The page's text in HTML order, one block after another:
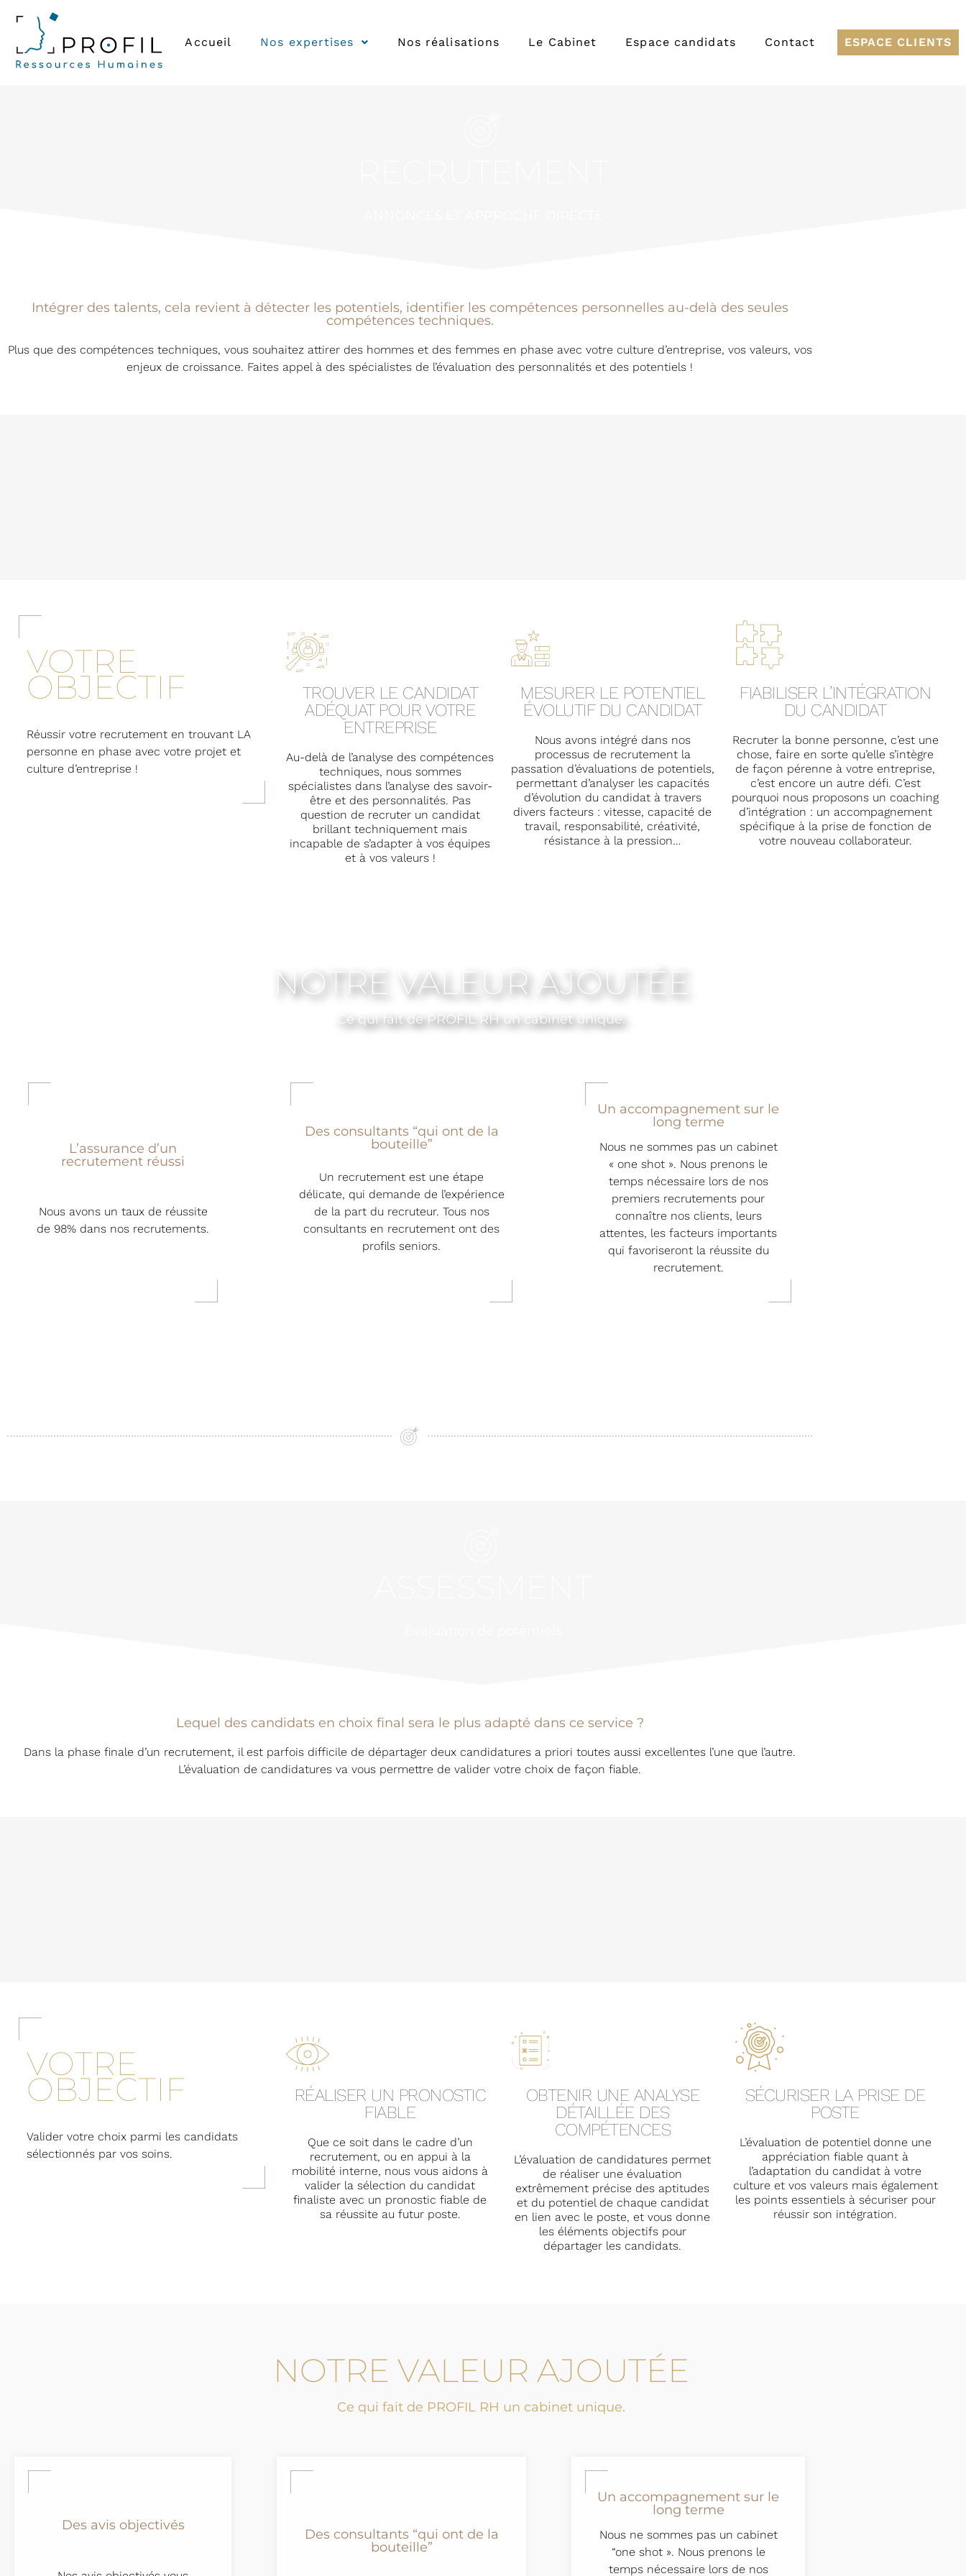
Accueil Nos expertises Nos réalisations Le Cabinet Espace candidats Contact ESPACE CLIENTS
Intégrer des talents, cela revient à détecter les potentiels, identifier les compétences personnelles au-delà des seules
compétences techniques.
Plus que des compétences techniques, vous souhaitez attirer des hommes et des femmes en phase avec votre culture d’entreprise, vos valeurs, vos
enjeux de croissance. Faites appel à des spécialistes de l’évaluation des personnalités et des potentiels !
VOTRE
OBJECTIF
Réussir votre recrutement en trouvant LA
personne en phase avec votre projet et
culture d’entreprise !
TROUVER LE CANDIDAT
ADÉQUAT POUR VOTRE
ENTREPRISE
Au-delà de l’analyse des compétences
techniques, nous sommes
spécialistes dans l’analyse des savoir-
être et des personnalités. Pas
question de recruter un candidat
brillant techniquement mais
incapable de s’adapter à vos équipes
et à vos valeurs !
MESURER LE POTENTIEL
ÉVOLUTIF DU CANDIDAT
Nous avons intégré dans nos
processus de recrutement la
passation d’évaluations de potentiels,
permettant d’analyser les capacités
d’évolution du candidat à travers
divers facteurs : vitesse, capacité de
travail, responsabilité, créativité,
résistance à la pression…
FIABILISER L’INTÉGRATION
DU CANDIDAT
Recruter la bonne personne, c’est une
chose, faire en sorte qu’elle s’intègre
de façon pérenne à votre entreprise,
c’est encore un autre défi. C’est
pourquoi nous proposons un coaching
d’intégration : un accompagnement
spécifique à la prise de fonction de
votre nouveau collaborateur.
NOTRE VALEUR AJOUTÉE
Ce qui fait de PROFIL RH un cabinet unique.
L’assurance d’un
recrutement réussi
Nous avons un taux de réussite
de 98% dans nos recrutements.
Des consultants “qui ont de la
bouteille”
Un recrutement est une étape
délicate, qui demande de l’expérience
de la part du recruteur. Tous nos
consultants en recrutement ont des
profils seniors.
Un accompagnement sur le
long terme
Nous ne sommes pas un cabinet
« oneshot ». Nous prenons le
temps nécessaire lors de nos
premiers recrutements pour
connaître nos clients, leurs
attentes, les facteurs importants
qui favoriseront la réussite du
recrutement.
Lequel des candidats en choix final sera le plus adapté dans ce service ?
Dans la phase finale d’un recrutement, il est parfois difficile de départager deux candidatures a priori toutes aussi excellentes l’une que l’autre.
L’évaluation de candidatures va vous permettre de valider votre choix de façon fiable.
VOTRE
OBJECTIF
Valider votre choix parmi les candidats
sélectionnés par vos soins.
RÉALISER UN PRONOSTIC
FIABLE
Que ce soit dans le cadre d’un
recrutement, ou en appui à la
mobilité interne, nous vous aidons à
valider la sélection du candidat
finaliste avec un pronostic fiable de
sa réussite au futur poste.
OBTENIR UNE ANALYSE
DÉTAILLÉE DES
COMPÉTENCES
L’évaluation de candidatures permet
de réaliser une évaluation
extrêmement précise des aptitudes
et du potentiel de chaque candidat
en lien avec le poste, et vous donne
les éléments objectifs pour
départager les candidats.
SÉCURISER LA PRISE DE
POSTE
L’évaluation de potentiel donne une
appréciation fiable quant à
l’adaptation du candidat à votre
culture et vos valeurs mais également
les points essentiels à sécuriser pour
réussir son intégration.
NOTRE VALEUR AJOUTÉE
Ce qui fait de PROFIL RH un cabinet unique.
Des avis objectivés
Des consultants “qui ont de la
bouteille”
Un accompagnement sur le
long terme
Nous ne sommes pas un cabinet
“one shot ». Nous prenons le
temps nécessaire lors de nos